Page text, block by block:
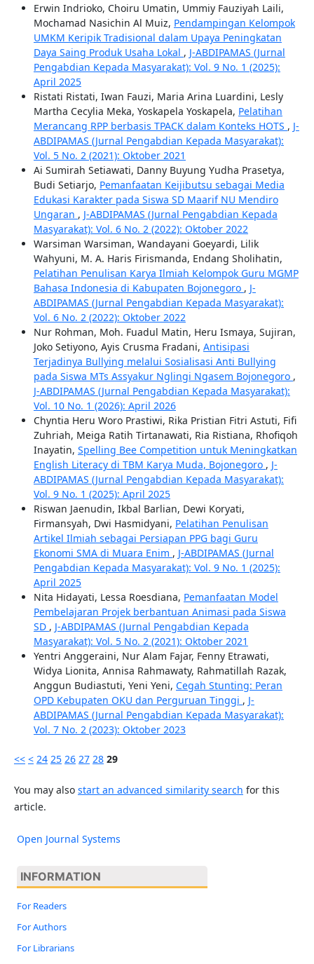
Erwin Indrioko, Choiru Umatin, Ummiy Fauziyah Laili,
Mochamad Nasichin Al Muiz, Pendampingan Kelompok
UMKM Keripik Tradisional dalam Upaya Peningkatan
Daya Saing Produk Usaha Lokal , J-ABDIPAMAS (Jurnal
Pengabdian Kepada Masyarakat): Vol. 9 No. 1 (2025):
April 2025
Ristati Ristati, Iwan Fauzi, Maria Arina Luardini, Lesly
Martha Cecylia Meka, Yoskapela Yoskapela, Pelatihan
Merancang RPP berbasis TPACK dalam Konteks HOTS , J-
ABDIPAMAS (Jurnal Pengabdian Kepada Masyarakat):
Vol. 5 No. 2 (2021): Oktober 2021
Ai Sumirah Setiawati, Danny Buyung Yudha Prasetya,
Budi Setiarjo, Pemanfaatan Keijibutsu sebagai Media
Edukasi Karakter pada Siswa SD Maarif NU Mendiro
Ungaran , J-ABDIPAMAS (Jurnal Pengabdian Kepada
Masyarakat): Vol. 6 No. 2 (2022): Oktober 2022
Warsiman Warsiman, Wandayani Goeyardi, Lilik
Wahyuni, M. A. Haris Firismanda, Endang Sholihatin,
Pelatihan Penulisan Karya Ilmiah Kelompok Guru MGMP
Bahasa Indonesia di Kabupaten Bojonegoro , J-
ABDIPAMAS (Jurnal Pengabdian Kepada Masyarakat):
Vol. 6 No. 2 (2022): Oktober 2022
Nur Rohman, Moh. Fuadul Matin, Heru Ismaya, Sujiran,
Joko Setiyono, Ayis Crusma Fradani, Antisipasi
Terjadinya Bullying melalui Sosialisasi Anti Bullying
pada Siswa MTs Assyakur Nglingi Ngasem Bojonegoro ,
J-ABDIPAMAS (Jurnal Pengabdian Kepada Masyarakat):
Vol. 10 No. 1 (2026): April 2026
Chyntia Heru Woro Prastiwi, Rika Pristian Fitri Astuti, Fifi
Zuhriah, Meiga Ratih Tirtanawati, Ria Ristiana, Rhofiqoh
Inayatin, Spelling Bee Competition untuk Meningkatkan
English Literacy di TBM Karya Muda, Bojonegoro , J-
ABDIPAMAS (Jurnal Pengabdian Kepada Masyarakat):
Vol. 9 No. 1 (2025): April 2025
Riswan Jaenudin, Ikbal Barlian, Dewi Koryati,
Firmansyah, Dwi Hasmidyani, Pelatihan Penulisan
Artikel Ilmiah sebagai Persiapan PPG bagi Guru
Ekonomi SMA di Muara Enim , J-ABDIPAMAS (Jurnal
Pengabdian Kepada Masyarakat): Vol. 9 No. 1 (2025):
April 2025
Nita Hidayati, Lessa Roesdiana, Pemanfaatan Model
Pembelajaran Projek berbantuan Animasi pada Siswa
SD , J-ABDIPAMAS (Jurnal Pengabdian Kepada
Masyarakat): Vol. 5 No. 2 (2021): Oktober 2021
Yentri Anggeraini, Nur Alam Fajar, Fenny Etrawati,
Widya Lionita, Annisa Rahmawaty, Rahmatillah Razak,
Anggun Budiastuti, Yeni Yeni, Cegah Stunting: Peran
OPD Kebupaten OKU dan Perguruan Tinggi , J-
ABDIPAMAS (Jurnal Pengabdian Kepada Masyarakat):
Vol. 7 No. 2 (2023): Oktober 2023
<< < 24 25 26 27 28 29
You may also start an advanced similarity search for this
article.
Open Journal Systems
INFORMATION
For Readers
For Authors
For Librarians